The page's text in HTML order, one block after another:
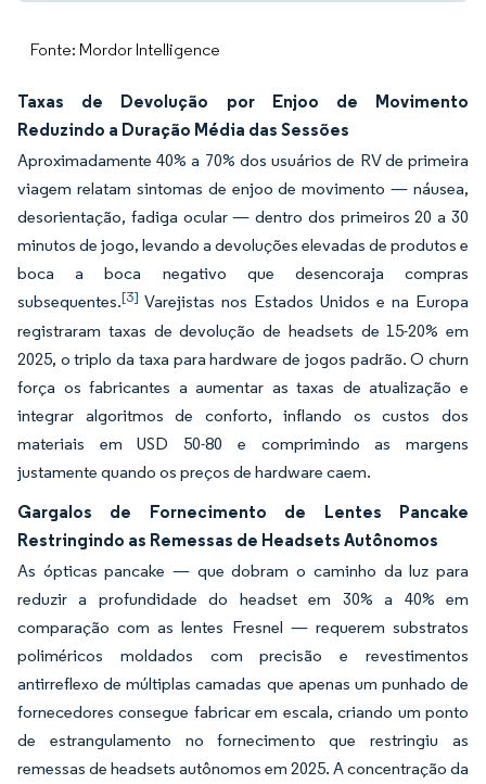
Fonte: Mordor Intelligence
Taxas de Devolução por Enjoo de Movimento
Reduzindo a Duração Média das Sessões
Aproximadamente 40% a 70% dos usuários de RV de primeira
viagem relatam sintomas de enjoo de movimento — náusea,
desorientação, fadiga ocular — dentro dos primeiros 20 a 30
minutos de jogo, levando a devoluções elevadas de produtos e
boca a boca negativo que desencoraja compras
subsequentes.[3] Varejistas nos Estados Unidos e na Europa
registraram taxas de devolução de headsets de 15-20% em
2025, o triplo da taxa para hardware de jogos padrão. O churn
força os fabricantes a aumentar as taxas de atualização e
integrar algoritmos de conforto, inflando os custos dos
materiais em USD 50-80 e comprimindo as margens
justamente quando os preços de hardware caem.
Gargalos de Fornecimento de Lentes Pancake
Restringindo as Remessas de Headsets Autônomos
As ópticas pancake — que dobram o caminho da luz para
reduzir a profundidade do headset em 30% a 40% em
comparação com as lentes Fresnel — requerem substratos
poliméricos moldados com precisão e revestimentos
antirreflexo de múltiplas camadas que apenas um punhado de
fornecedores consegue fabricar em escala, criando um ponto
de estrangulamento no fornecimento que restringiu as
remessas de headsets autônomos em 2025. A concentração da